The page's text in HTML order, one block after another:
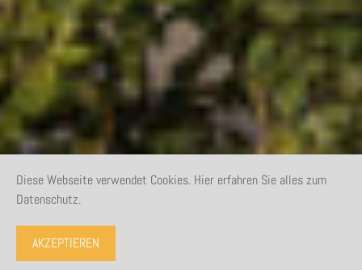
Diese Webseite verwendet Cookies. Hier erfahren Sie alles zum
Datenschutz.
AKZEPTIEREN